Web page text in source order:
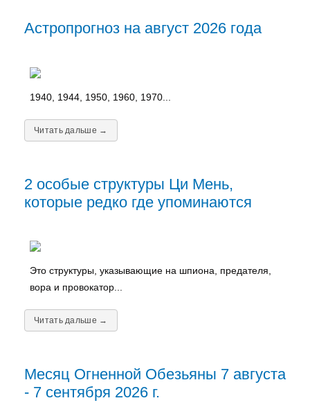
Астропрогноз на август 2026 года
1940, 1944, 1950, 1960, 1970...
Читать дальше →
2 особые структуры Ци Мень,
которые редко где упоминаются
Это структуры, указывающие на шпиона, предателя,
вора и провокатор...
Читать дальше →
Месяц Огненной Обезьяны 7 августа
- 7 сентября 2026 г.